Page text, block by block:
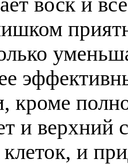
кроме
и верхний
и